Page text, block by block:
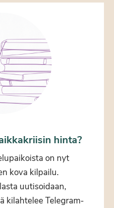
hinta?
on nyt
kova kilpailu.
uutisoidaan,
kilahtelee Telegram-